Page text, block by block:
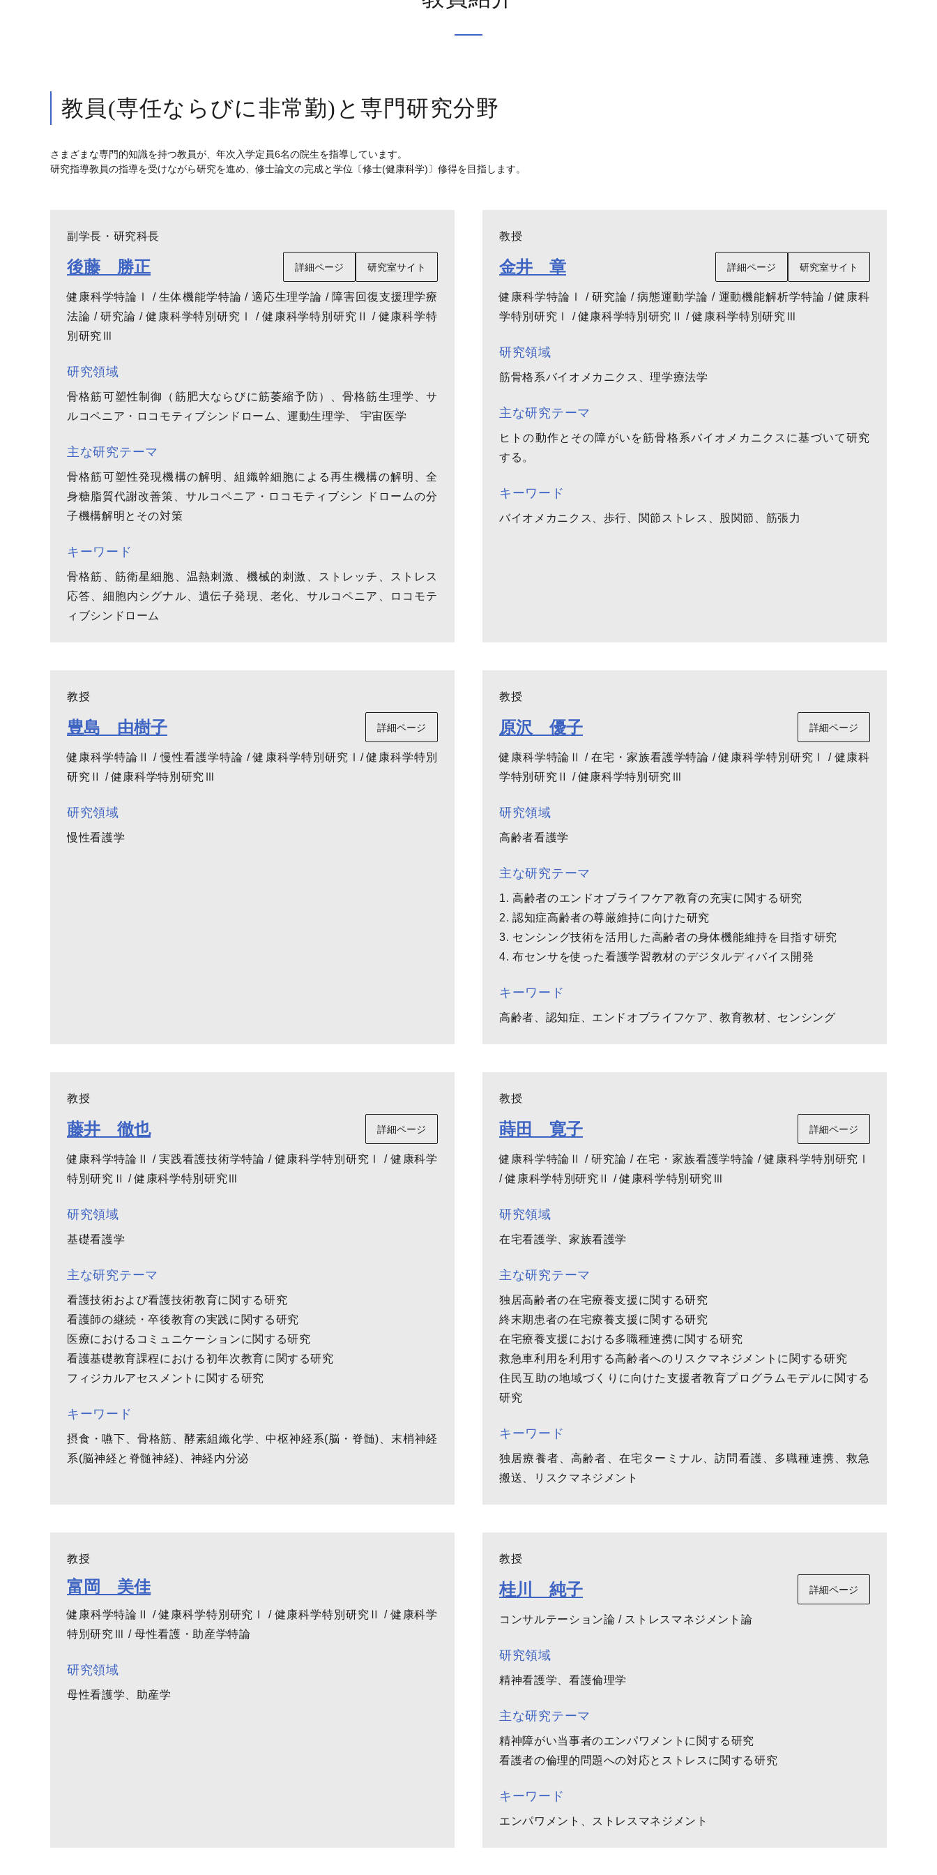
教員(専任ならびに非常勤)と専門研究分野
さまざまな専門的知識を持つ教員が、年次入学定員6名の院生を指導しています。
研究指導教員の指導を受けながら研究を進め、修士論文の完成と学位〔修士(健康科学)〕修得を目指します。
副学長・研究科長
後藤 勝正 詳細ページ 研究室サイト
健康科学特論Ⅰ / 生体機能学特論 / 適応生理学論 / 障害回復支援理学療
法論 / 研究論 / 健康科学特別研究Ⅰ / 健康科学特別研究Ⅱ / 健康科学特
別研究Ⅲ
研究領域
骨格筋可塑性制御（筋肥大ならびに筋萎縮予防）、骨格筋生理学、サ
ルコペニア・ロコモティブシンドローム、運動生理学、 宇宙医学
主な研究テーマ
骨格筋可塑性発現機構の解明、組織幹細胞による再生機構の解明、全
身糖脂質代謝改善策、サルコペニア・ロコモティブシン ドロームの分
子機構解明とその対策
キーワード
骨格筋、筋衛星細胞、温熱刺激、機械的刺激、ストレッチ、ストレス
応答、細胞内シグナル、遺伝子発現、老化、サルコペニア、ロコモテ
ィブシンドローム
教授
金井 章 詳細ページ 研究室サイト
健康科学特論Ⅰ / 研究論 / 病態運動学論 / 運動機能解析学特論 / 健康科
学特別研究Ⅰ / 健康科学特別研究Ⅱ / 健康科学特別研究Ⅲ
研究領域
筋骨格系バイオメカニクス、理学療法学
主な研究テーマ
ヒトの動作とその障がいを筋骨格系バイオメカニクスに基づいて研究
する。
キーワード
バイオメカニクス、歩行、関節ストレス、股関節、筋張力
教授
豊島 由樹子 詳細ページ
健康科学特論Ⅱ / 慢性看護学特論 / 健康科学特別研究Ⅰ/ 健康科学特別
研究Ⅱ / 健康科学特別研究Ⅲ
研究領域
慢性看護学
教授
原沢 優子 詳細ページ
健康科学特論Ⅱ / 在宅・家族看護学特論 / 健康科学特別研究Ⅰ / 健康科
学特別研究Ⅱ / 健康科学特別研究Ⅲ
研究領域
高齢者看護学
主な研究テーマ
1. 高齢者のエンドオブライフケア教育の充実に関する研究
2. 認知症高齢者の尊厳維持に向けた研究
3. センシング技術を活用した高齢者の身体機能維持を目指す研究
4. 布センサを使った看護学習教材のデジタルディバイス開発
キーワード
高齢者、認知症、エンドオブライフケア、教育教材、センシング
教授
藤井 徹也 詳細ページ
健康科学特論Ⅱ / 実践看護技術学特論 / 健康科学特別研究Ⅰ / 健康科学
特別研究Ⅱ / 健康科学特別研究Ⅲ
研究領域
基礎看護学
主な研究テーマ
看護技術および看護技術教育に関する研究
看護師の継続・卒後教育の実践に関する研究
医療におけるコミュニケーションに関する研究
看護基礎教育課程における初年次教育に関する研究
フィジカルアセスメントに関する研究
キーワード
摂食・嚥下、骨格筋、酵素組織化学、中枢神経系(脳・脊髄)、末梢神経
系(脳神経と脊髄神経)、神経内分泌
教授
蒔田 寛子 詳細ページ
健康科学特論Ⅱ / 研究論 / 在宅・家族看護学特論 / 健康科学特別研究Ⅰ
/ 健康科学特別研究Ⅱ / 健康科学特別研究Ⅲ
研究領域
在宅看護学、家族看護学
主な研究テーマ
独居高齢者の在宅療養支援に関する研究
終末期患者の在宅療養支援に関する研究
在宅療養支援における多職種連携に関する研究
救急車利用を利用する高齢者へのリスクマネジメントに関する研究
住民互助の地域づくりに向けた支援者教育プログラムモデルに関する
研究
キーワード
独居療養者、高齢者、在宅ターミナル、訪問看護、多職種連携、救急
搬送、リスクマネジメント
教授
富岡 美佳
健康科学特論Ⅱ / 健康科学特別研究Ⅰ / 健康科学特別研究Ⅱ / 健康科学
特別研究Ⅲ / 母性看護・助産学特論
研究領域
母性看護学、助産学
教授
桂川 純子 詳細ページ
コンサルテーション論 / ストレスマネジメント論
研究領域
精神看護学、看護倫理学
主な研究テーマ
精神障がい当事者のエンパワメントに関する研究
看護者の倫理的問題への対応とストレスに関する研究
キーワード
エンパワメント、ストレスマネジメント